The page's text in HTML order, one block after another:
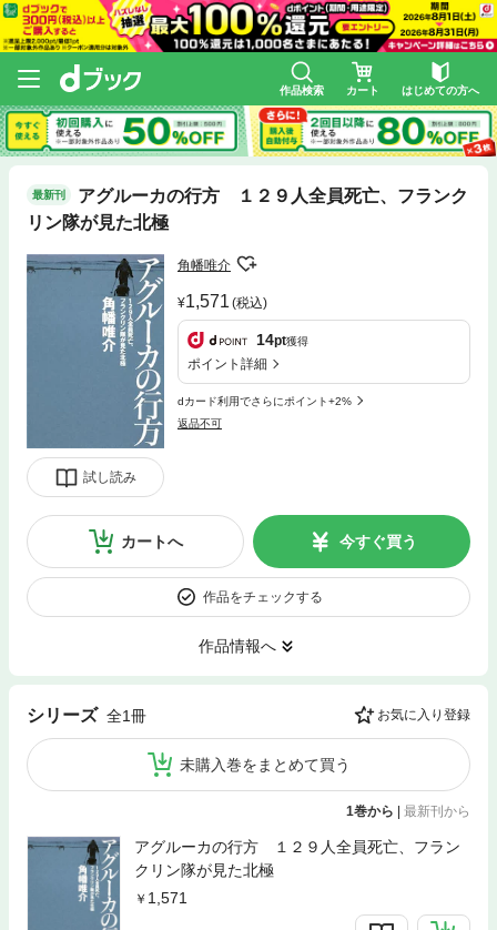
作品検索 カート はじめての方へ
最新刊
アグルーカの行方 １２９人全員死亡、フランク
リン隊が見た北極
試し読み
角幡唯介
1,571 (税込)
14pt獲得
ポイント詳細
dカード利用でさらにポイント+2%
返品不可
カートへ 今すぐ買う
作品をチェックする
作品情報へ
シリーズ 全1冊 お気に入り登録
未購入巻をまとめて買う
1巻から | 最新刊から
アグルーカの行方 １２９人全員死亡、フラン
クリン隊が見た北極
1,571